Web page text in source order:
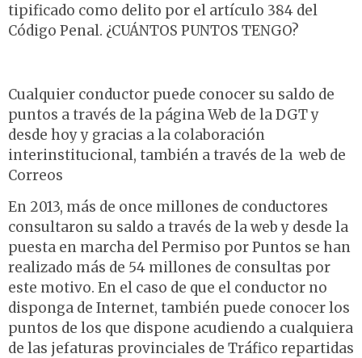
tipificado como delito por el artículo 384 del
Código Penal. ¿CUÁNTOS PUNTOS TENGO?
Cualquier conductor puede conocer su saldo de
puntos a través de la página Web de la DGT y
desde hoy y gracias a la colaboración
interinstitucional, también a través de la web de
Correos
En 2013, más de once millones de conductores
consultaron su saldo a través de la web y desde la
puesta en marcha del Permiso por Puntos se han
realizado más de 54 millones de consultas por
este motivo. En el caso de que el conductor no
disponga de Internet, también puede conocer los
puntos de los que dispone acudiendo a cualquiera
de las jefaturas provinciales de Tráfico repartidas